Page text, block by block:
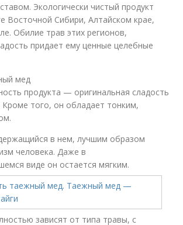
Экологически чистый продукт
Восточной Сибири, Алтайском крае,
Обилие трав этих регионов,
придает ему ценные целебные
мед
продукта — оригинальная сладость
Кроме того, он обладает тонким,
в нем, лучшим образом
человека. Даже в
виде он остается мягким.
зависят от типа травы, с